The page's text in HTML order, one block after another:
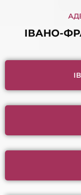
ІВАНО-